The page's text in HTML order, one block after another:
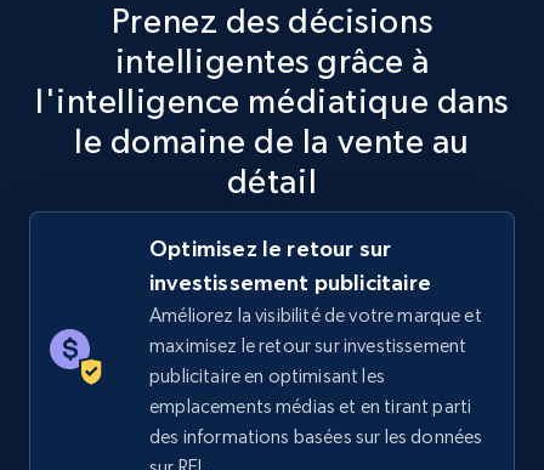
5.6K+ 875+ Commencer
TikTok Shop
URL, Title, Available, Description, Currency, Initial
price, Final price, Discount percent, and more.
668+ Commencer
TikTok Shop - category
URL, Title, Available, Description, Currency, Initial
price, Final price, Discount percent, and more.
Prenez des décisions
intelligentes grâce à
l'intelligence médiatique dans
le domaine de la vente au
détail
Optimisez le retour sur
investissement publicitaire
Améliorez la visibilité de votre marque et
maximisez le retour sur investissement
publicitaire en optimisant les
emplacements médias et en tirant parti
des informations basées sur les données